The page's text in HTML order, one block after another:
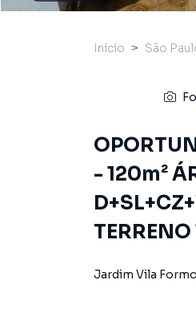
Início São
- 120m²
Jardim Vila